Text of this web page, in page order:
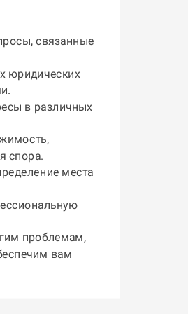
связанные
юридических
в различных
спора.
места
проблемам,
вам